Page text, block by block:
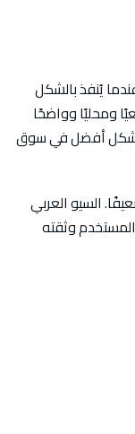
يُنفذ بالشكل
ومحليًا وواضحًا
بشكل أفضل في سوق
السيو العربي
المستخدم وثقته